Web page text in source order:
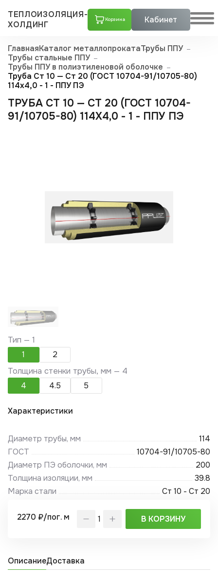
ТЕПЛОИЗОЛЯЦИЯ-
ХОЛДИНГ
Корзина Кабинет
ГлавнаяКаталог металлопрокатаТрубы ППУ
Трубы стальные ППУ
Трубы ППУ в полиэтиленовой оболочке
Труба Ст 10 — Ст 20 (ГОСТ 10704-91/10705-80)
114x4,0 - 1 - ППУ ПЭ
ТРУБА СТ 10 — СТ 20 (ГОСТ 10704-
91/10705-80) 114X4,0 - 1 - ППУ ПЭ
Тип —1
1
2
Толщина стенки трубы, мм — 4
4
4.5 5
Характеристики
Диаметр трубы, мм
114
ГОСТ
10704-91/10705-80
Диаметр ПЭ оболочки, мм
200
Толщина изоляции, мм
39.8
Марка стали
Ст 10 - Ст 20
2270 ₽/пог. м В КОРЗИНУ
ОписаниеДоставка